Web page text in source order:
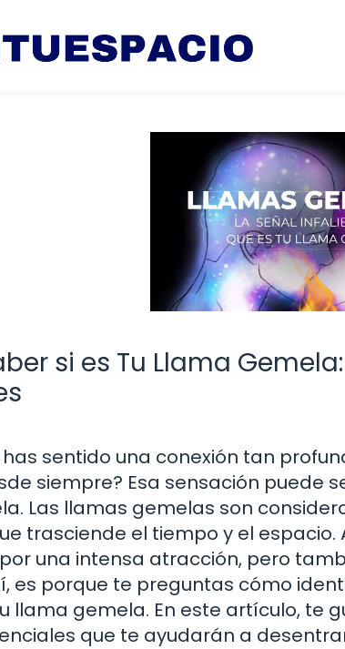
si es Tu Llama
has sentido una conexión tan
siempre? Esa sensación puede
Las llamas gemelas son
trasciende el tiempo y el
una intensa atracción, pero
es porque te preguntas cómo
llama gemela. En este artículo, te
que te ayudarán a